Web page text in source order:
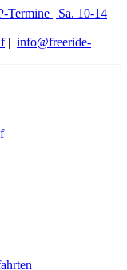
Termine | Sa. 10-14
| info@freeride-